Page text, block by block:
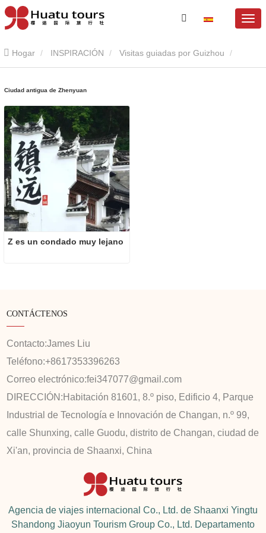
Hogar INSPIRACIÓN Visitas guiadas por Guizhou
Ciudad antigua de Zhenyuan
Z es un condado muy lejano
CONTÁCTENOS
Contacto:James Liu
Teléfono:+8617353396263
Correo electrónico:fei347077@gmail.com
DIRECCIÓN: Habitación 81601, 8.º piso, Edificio 4, Parque
Industrial de Tecnología e Innovación de Changan, n.º 99,
calle Shunxing, calle Guodu, distrito de Changan, ciudad de
Xi'an, provincia de Shaanxi, China
Agencia de viajes internacional Co., Ltd. de Shaanxi Yingtu
Shandong Jiaoyun Tourism Group Co., Ltd. Departamento